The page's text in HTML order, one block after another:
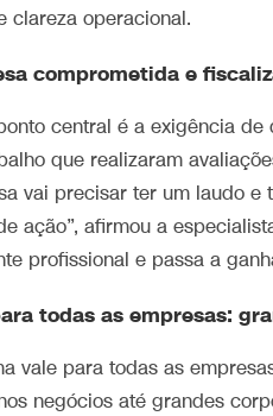
clareza operacional.
comprometida e
central é a exigência
que realizaram
vai precisar ter um laudo e
ação”, afirmou a
profissional e passa a
todas as empresas:
vale para todas as
negócios até grandes